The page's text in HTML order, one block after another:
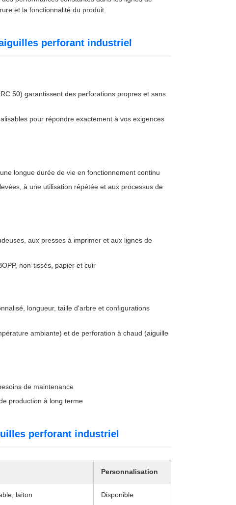
et la fonctionnalité du produit.
perforant industriel
50) garantissent des perforations propres et sans
pour répondre exactement à vos exigences
longue durée de vie en fonctionnement continu
à une utilisation répétée et aux processus de
aux presses à imprimer et aux lignes de
non-tissés, papier et cuir
longueur, taille d'arbre et configurations
ambiante) et de perforation à chaud (aiguille
de maintenance
production à long terme
perforant industriel
Personnalisation
laiton Disponible